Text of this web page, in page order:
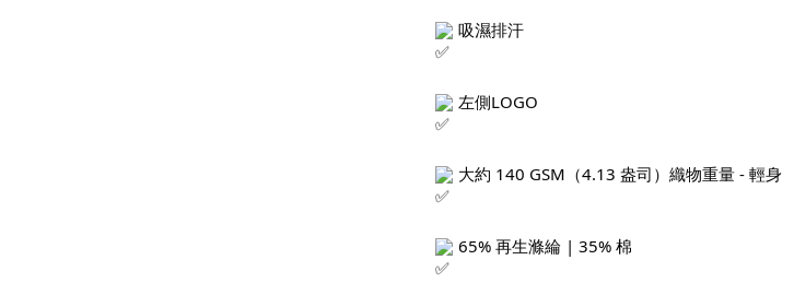
吸濕排汗
左側LOGO
大約 140 GSM（4.13 盎司）織物重量 - 輕身
65% 再生滌綸 | 35% 棉